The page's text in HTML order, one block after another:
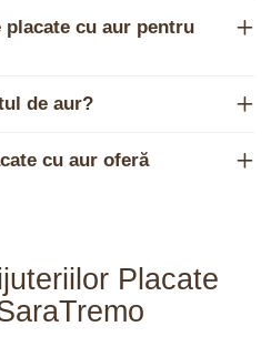
cu aur pentru
de aur?
cu aur oferă
Placate